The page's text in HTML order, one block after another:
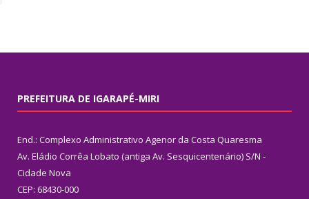
PREFEITURA DE IGARAPÉ-MIRI
End.: Complexo Administrativo Agenor da Costa Quaresma
Av. Eládio Corrêa Lobato (antiga Av. Sesquicentenário) S/N -
Cidade Nova
CEP: 68430-000